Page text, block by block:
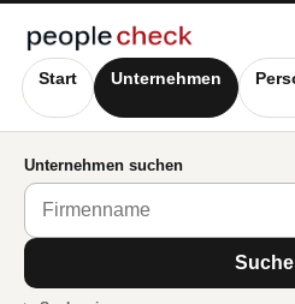
Start Unternehmen
Unternehmen suchen